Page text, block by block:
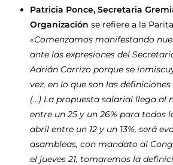
Patricia Ponce, Secretaria
Organización se refiere a la
«Comenzamos manifestando
ante las expresiones del
Adrián Carrizo porque se
vez, en lo que son las
(…) La propuesta salarial llega al
entre un 25 y un 26% para todos
abril entre un 12 y un 13%, será
asambleas, con mandato al
el jueves 21, tomaremos la